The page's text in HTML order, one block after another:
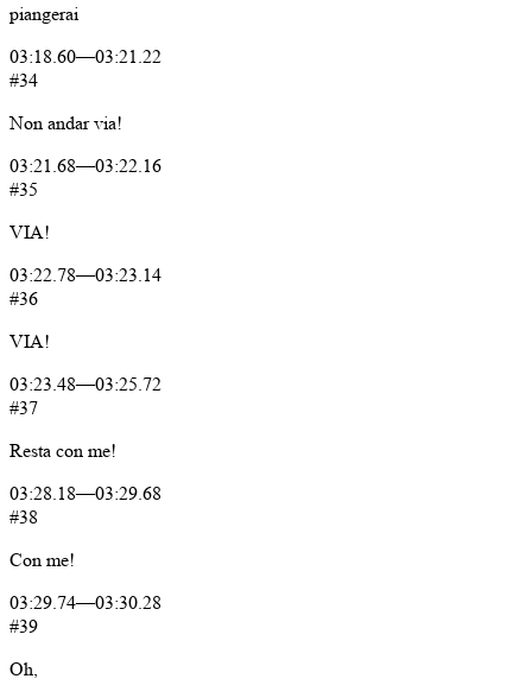
piangerai
03:18.60—03:21.22
#34
Non andar via!
03:21.68—03:22.16
#35
VIA!
03:22.78—03:23.14
#36
VIA!
03:23.48—03:25.72
#37
Resta con me!
03:28.18—03:29.68
#38
Con me!
03:29.74—03:30.28
#39
Oh,